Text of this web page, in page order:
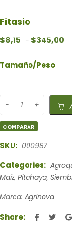
Fitasio
$8,15 - $345,00
Tamaño/Peso
COMPARAR
SKU: 000987
Categories:
Maíz, Pitahaya,
Marca: Agrinova
Share: